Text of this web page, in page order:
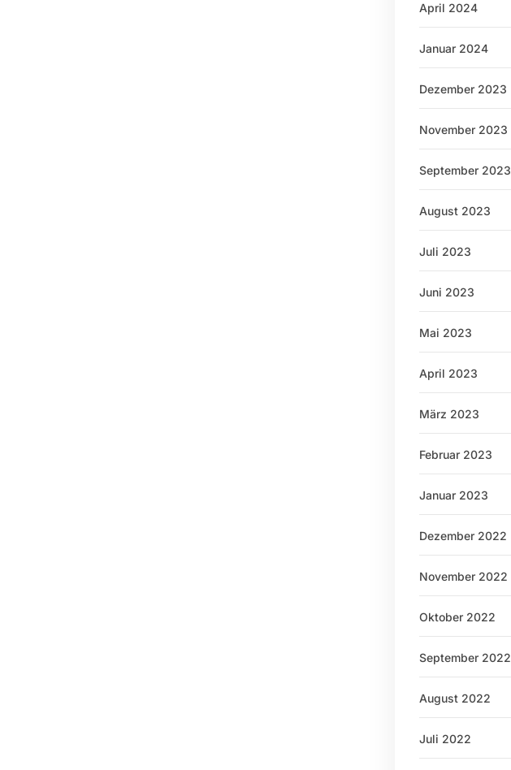
April 2024
Januar 2024
Dezember 2023
November 2023
September 2023
August 2023
Juli 2023
Juni 2023
Mai 2023
April 2023
März 2023
Februar 2023
Januar 2023
Dezember 2022
November 2022
Oktober 2022
September 2022
August 2022
Juli 2022